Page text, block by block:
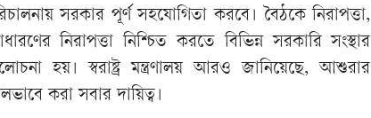
সরকার পূর্ণ সহযোগিতা করবে। বৈঠকে নিরাপত্তা,
নিরাপত্তা নিশ্চিত করতে বিভিন্ন সরকারি সংস্থার
হয়। স্বরাষ্ট্র মন্ত্রণালয় আরও জানিয়েছে, আশুরার
করা সবার দায়িত্ব।